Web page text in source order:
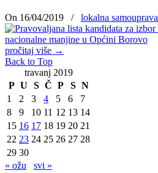
On 16/04/2019 / lokalna samouprava
pročitaj više →
Back to Top
travanj 2019
P U S Č P S N
1
2 3 4 5 6
7
8
9 10 11 12 13 14
15 16 17 18 19 20 21
22 23 24 25 26 27 28
29 30
« ožu
svi »